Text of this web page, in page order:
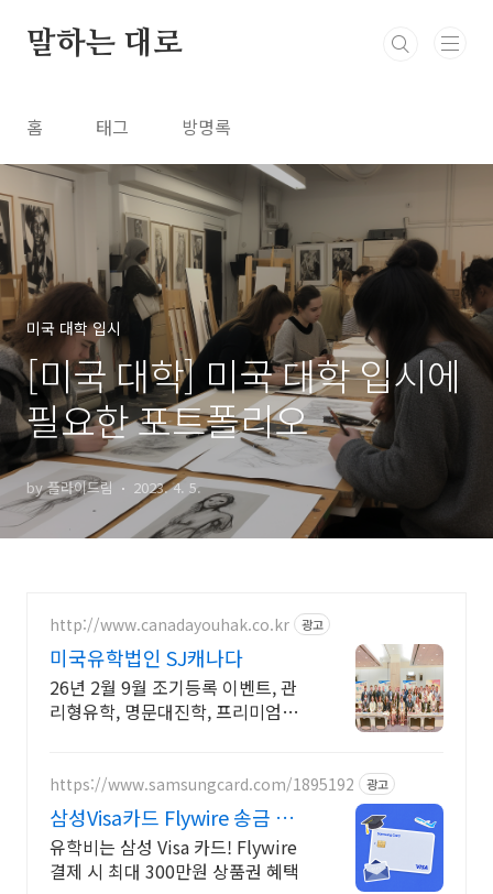
말하는 대로
홈 태그 방명록
미국 대학 입시
[미국 대학] 미국 대학 입시에
필요한 포트폴리오
by 플라이드림 2023. 4. 5.
http://www.canadayouhak.co.kr 광고
미국유학법인 SJ캐나다
26년 2월 9월 조기등록 이벤트, 관
리형유학, 명문대진학, 프리미엄정
https://www.samsungcard.com/1895192 광고
삼성Visa카드 Flywire 송금 혜
택
유학비는 삼성 Visa 카드! Flywire
결제 시 최대 300만원 상품권 혜택